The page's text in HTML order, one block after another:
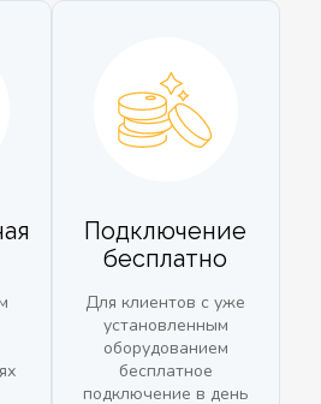
Подключение
бесплатно
Для клиентов с уже
установленным
оборудованием
бесплатное
подключение в день